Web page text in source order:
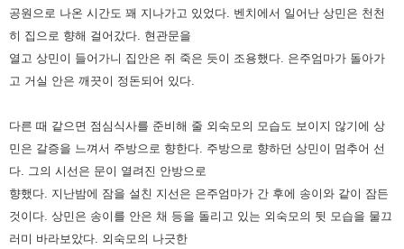
공원으로 나온 시간도 꽤 지나가고 있었다. 벤치에서 일어난 상민은 천천
히 집으로 향해 걸어갔다. 현관문을
열고 상민이 들어가니 집안은 쥐 죽은 듯이 조용했다. 은주엄마가 돌아가
고 거실 안은 깨끗이 정돈되어 있다.
다른 때 같으면 점심식사를 준비해 줄 외숙모의 모습도 보이지 않기에 상
민은 갈증을 느껴서 주방으로 향한다. 주방으로 향하던 상민이 멈추어 선
다. 그의 시선은 문이 열려진 안방으로
향했다. 지난밤에 잠을 설친 지선은 은주엄마가 간 후에 송이와 같이 잠든
것이다. 상민은 송이를 안은 채 등을 돌리고 있는 외숙모의 뒷 모습을 물끄
러미 바라보았다. 외숙모의 나긋한